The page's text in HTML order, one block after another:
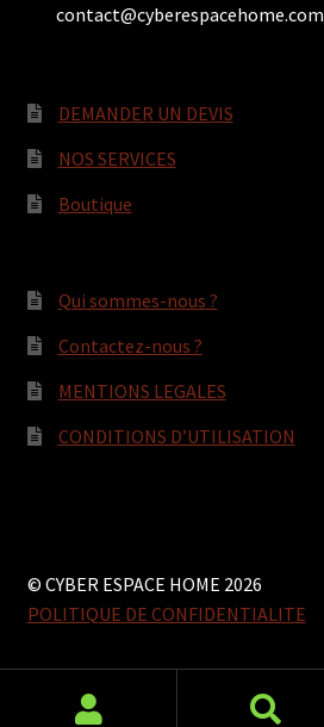
contact@cyberespacehome.com
DEMANDER UN DEVIS
NOS SERVICES
Boutique
Qui sommes-nous ?
Contactez-nous ?
MENTIONS LEGALES
CONDITIONS D’UTILISATION
© CYBER ESPACE HOME 2026
POLITIQUE DE CONFIDENTIALITE